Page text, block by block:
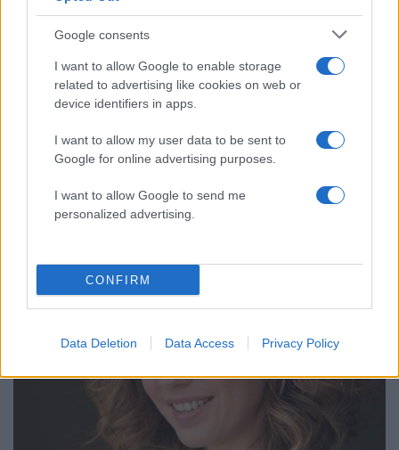
Google consents
I want to allow Google to enable storage
related to advertising like cookies on web or
device identifiers in apps.
I want to allow my user data to be sent to
Google for online advertising purposes.
I want to allow Google to send me
personalized advertising.
CONFIRM
Data Deletion Data Access Privacy Policy
Έρευνα σοκ – Καλπάζουν οι καρκίνοι για τις
παχύσαρκες γενιές